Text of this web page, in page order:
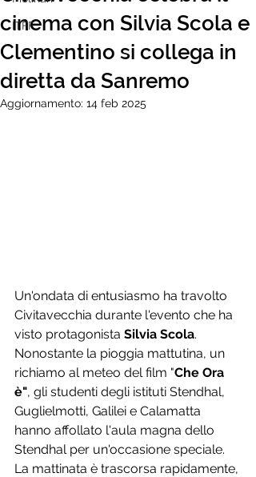
ITFF
cinema con Silvia Scola e
Clementino si collega in
diretta da Sanremo
Aggiornamento: 14 feb 2025
Un'ondata di entusiasmo ha travolto
Civitavecchia durante l'evento che ha
visto protagonista Silvia Scola.
Nonostante la pioggia mattutina, un
richiamo al meteo del film "Che Ora
è", gli studenti degli istituti Stendhal,
Guglielmotti, Galilei e Calamatta
hanno affollato l'aula magna dello
Stendhal per un'occasione speciale.
La mattinata è trascorsa rapidamente,